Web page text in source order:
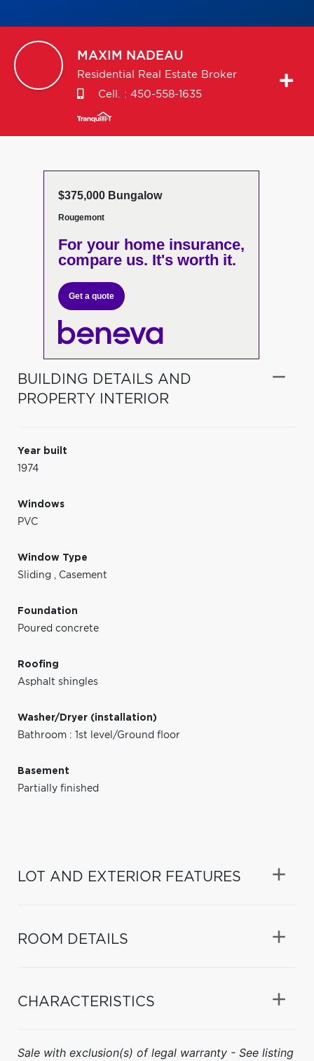
MAXIM NADEAU
Residential Real Estate Broker
Cell. : 450-558-1635
$375,000 Bungalow
Rougemont
For your home insurance,
compare us. It's worth it.
Get a quote
BUILDING DETAILS AND
PROPERTY INTERIOR
Year built
1974
Windows
PVC
Window Type
Sliding , Casement
Foundation
Poured concrete
Roofing
Asphalt shingles
Washer/Dryer (installation)
Bathroom : 1st level/Ground floor
Basement
Partially finished
LOT AND EXTERIOR FEATURES
ROOM DETAILS
CHARACTERISTICS
Sale with exclusion(s) of legal warranty - See listing